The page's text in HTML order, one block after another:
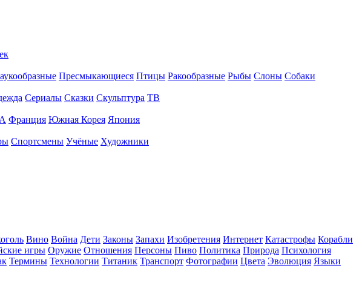
Пресмыкающиеся Птицы Ракообразные Рыбы Слоны Собаки
Сериалы Сказки Скульптура ТВ
Франция Южная Корея Япония
Спортсмены Учёные Художники
Вино Война Дети Законы Запахи Изобретения Интернет Катастрофы Корабли
игры Оружие Отношения Персоны Пиво Политика Природа Психология
Термины Технологии Титаник Транспорт Фотографии Цвета Эволюция Языки